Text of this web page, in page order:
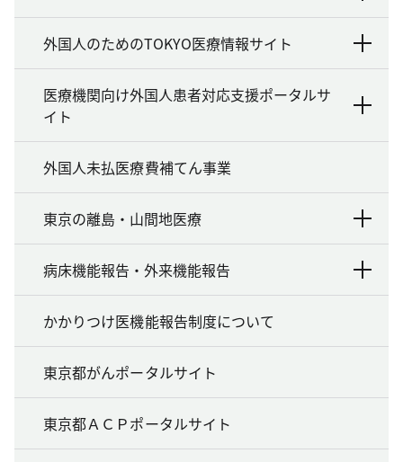
外国人のためのTOKYO医療情報サイト
医療機関向け外国人患者対応支援ポータルサ
イト
外国人未払医療費補てん事業
東京の離島・山間地医療
病床機能報告・外来機能報告
かかりつけ医機能報告制度について
東京都がんポータルサイト
東京都ＡＣＰポータルサイト